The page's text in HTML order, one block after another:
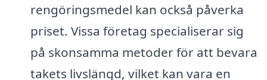
rengöringsmedel kan också påverka
priset. Vissa företag specialiserar sig
på skonsamma metoder för att bevara
takets livslängd, vilket kan vara en